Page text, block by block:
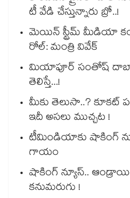
టీ వేడి చేస్తున్నారు బ్రో..!
మెయిన్ స్ట్రీమ్ మీడియా
రోల్: మంత్రి వివేక్
మియాపూర్ సంతోష్
తెలిస్తే...!
మీకు తెలుసా..? కూకట్
ఇదీ అసలు ముచ్చట !
టీమిండియాకు షాకింగ్
గాయం
షాకింగ్ న్యూస్..
కనుమరుగు !